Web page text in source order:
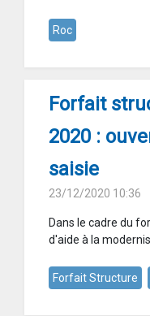
Roc
Forfait
2020 :
saisie
23/12/2020 10:36
Dans le cadre du
d'aide à la
Forfait Structure